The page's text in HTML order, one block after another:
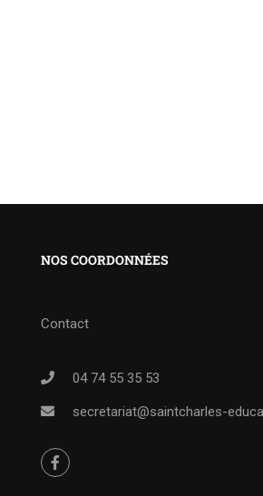
NOS COORDONNÉES
Contact
04 74 55 35 53
secretariat@saintcharles-